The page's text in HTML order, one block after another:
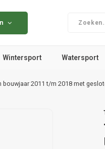
Wintersport Watersport
bouwjaar 2011 t/m 2018 met